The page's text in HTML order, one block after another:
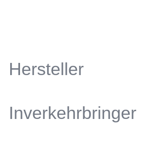
Hersteller
Inverkehrbringer